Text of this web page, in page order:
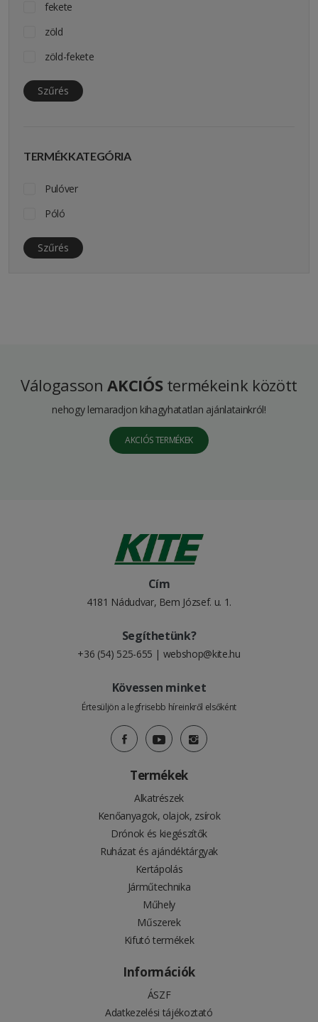
fekete
zöld
zöld-fekete
Szűrés
TERMÉKKATEGÓRIA
Pulóver
Póló
Szűrés
VálogassonAKCIÓStermékeink között
nehogy lemaradjon kihagyhatatlan ajánlatainkról!
AKCIÓS TERMÉKEK
Cím
4181 Nádudvar, Bem József. u. 1.
Segíthetünk?
+36 (54) 525-655 | webshop@kite.hu
Kövessen minket
Értesüljön a legfrisebb híreinkről elsőként
Termékek
Alkatrészek
Kenőanyagok, olajok, zsírok
Drónok és kiegészítők
Ruházat és ajándéktárgyak
Kertápolás
Járműtechnika
Műhely
Műszerek
Kifutó termékek
Információk
ÁSZF
Adatkezelési tájékoztató